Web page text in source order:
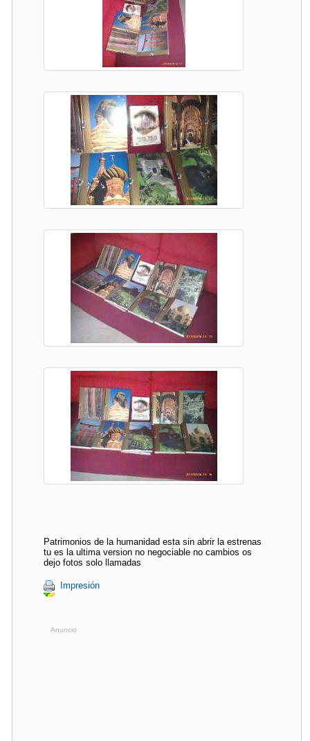
Patrimonios de la humanidad esta sin abrir la estrenas
tu es la ultima version no negociable no cambios os
dejo fotos solo llamadas
Impresión
Anuncio